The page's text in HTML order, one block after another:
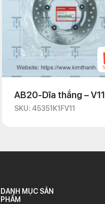
AB20-Dĩa thắng – V11
SKU: 45351K1FV11
DANH MỤC SẢN
PHẨM